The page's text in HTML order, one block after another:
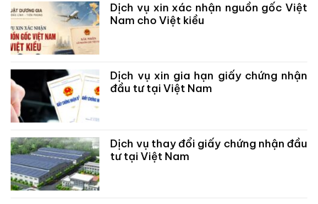
Dịch vụ xin xác nhận nguồn gốc Việt
Nam cho Việt kiều
Dịch vụ xin gia hạn giấy chứng nhận
đầu tư tại Việt Nam
Dịch vụ thay đổi giấy chứng nhận đầu
tư tại Việt Nam